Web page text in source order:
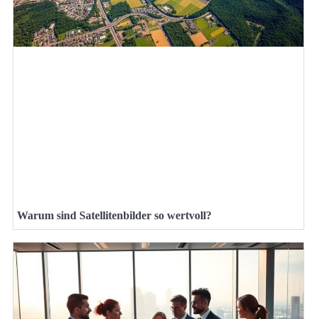
Warum sind Satellitenbilder so wertvoll?